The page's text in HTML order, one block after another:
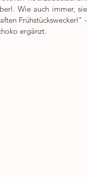
Wie auch immer, sie
Frühstücksweckerl" -
ergänzt.